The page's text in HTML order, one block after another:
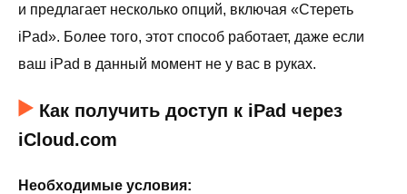
и предлагает несколько опций, включая «Стереть
iPad». Более того, этот способ работает, даже если
ваш iPad в данный момент не у вас в руках.
Как получить доступ к iPad через
iCloud.com
Необходимые условия: